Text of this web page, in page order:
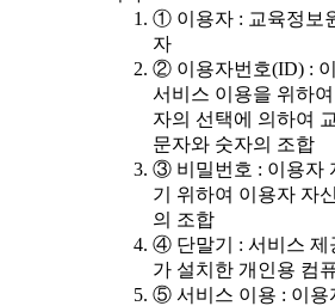
① 이용자 : 교육정보
자
② 이용자번호(ID) :
서비스 이용을 위하
자의 선택에 의하여
문자와 숫자의 조합
③ 비밀번호 : 이용자
기 위하여 이용자 자
의 조합
④ 단말기 : 서비스 제
가 설치한 개인용 컴
⑤ 서비스 이용 : 이용